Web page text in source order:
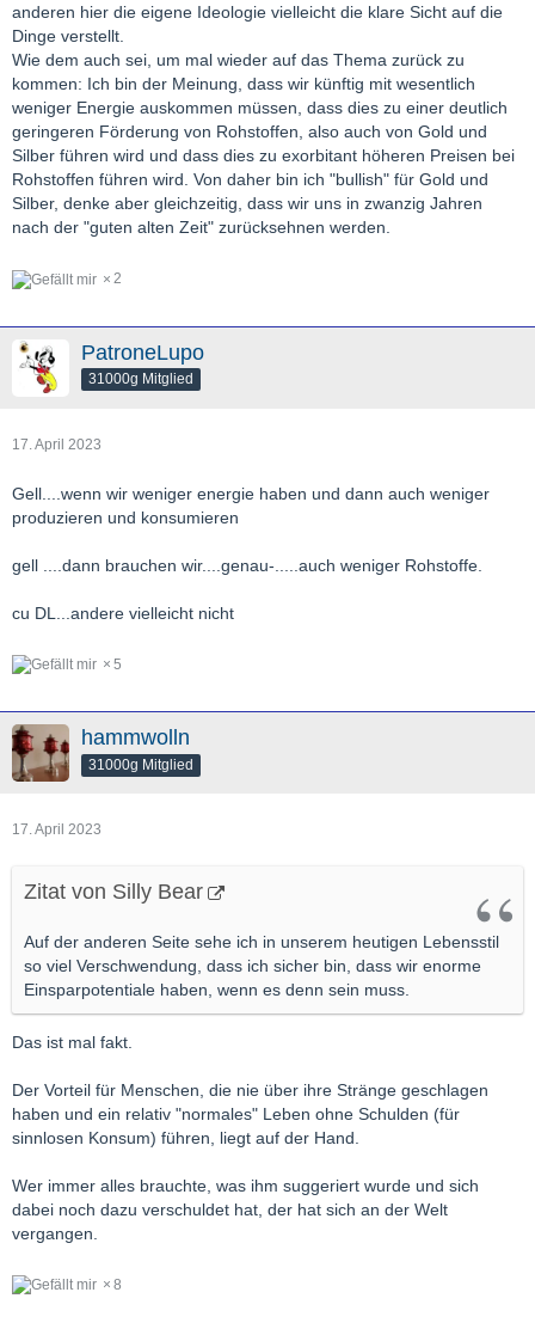
anderen hier die eigene Ideologie vielleicht die klare Sicht auf die
Dinge verstellt.
Wie dem auch sei, um mal wieder auf das Thema zurück zu
kommen: Ich bin der Meinung, dass wir künftig mit wesentlich
weniger Energie auskommen müssen, dass dies zu einer deutlich
geringeren Förderung von Rohstoffen, also auch von Gold und
Silber führen wird und dass dies zu exorbitant höheren Preisen bei
Rohstoffen führen wird. Von daher bin ich "bullish" für Gold und
Silber, denke aber gleichzeitig, dass wir uns in zwanzig Jahren
nach der "guten alten Zeit" zurücksehnen werden.
2
PatroneLupo
31000g Mitglied
17. April 2023
Gell....wenn wir weniger energie haben und dann auch weniger
produzieren und konsumieren
gell ....dann brauchen wir....genau-.....auch weniger Rohstoffe.
cu DL...andere vielleicht nicht
5
hammwolln
31000g Mitglied
17. April 2023
Zitat von Silly Bear
Auf der anderen Seite sehe ich in unserem heutigen Lebensstil
so viel Verschwendung, dass ich sicher bin, dass wir enorme
Einsparpotentiale haben, wenn es denn sein muss.
Das ist mal fakt.
Der Vorteil für Menschen, die nie über ihre Stränge geschlagen
haben und ein relativ "normales" Leben ohne Schulden (für
sinnlosen Konsum) führen, liegt auf der Hand.
Wer immer alles brauchte, was ihm suggeriert wurde und sich
dabei noch dazu verschuldet hat, der hat sich an der Welt
vergangen.
8